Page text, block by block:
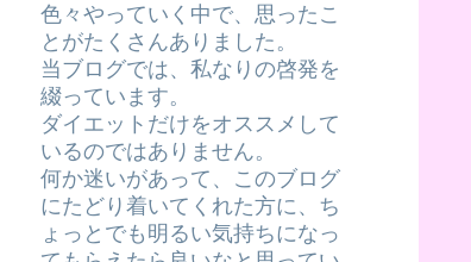
色々やっていく中で、思ったこ
とがたくさんありました。
当ブログでは、私なりの啓発を
綴っています。
ダイエットだけをオススメして
いるのではありません。
何か迷いがあって、このブログ
にたどり着いてくれた方に、ち
ょっとでも明るい気持ちになっ